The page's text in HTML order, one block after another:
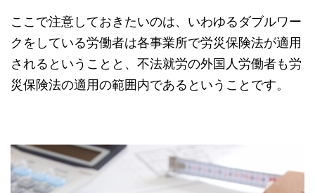
ここで注意しておきたいのは、いわゆるダブルワー
クをしている労働者は各事業所で労災保険法が適用
されるということと、不法就労の外国人労働者も労
災保険法の適用の範囲内であるということです。